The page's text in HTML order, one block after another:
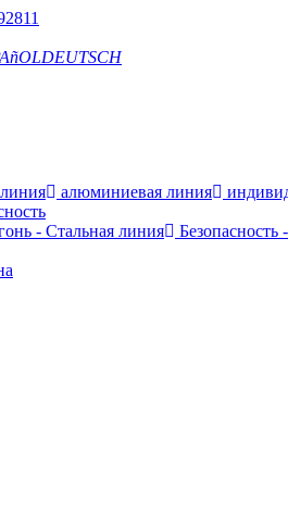
DEUTSCH
алюминиевая линия
- Стальная линия Безопасность